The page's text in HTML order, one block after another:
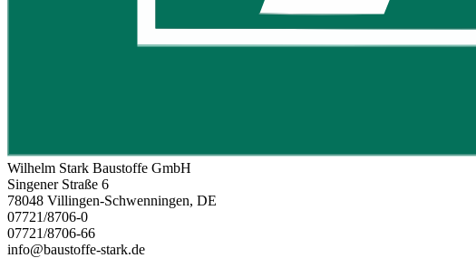
Wilhelm Stark Baustoffe GmbH
Singener Straße 6
78048 Villingen-Schwenningen, DE
07721/8706-0
07721/8706-66
info@baustoffe-stark.de